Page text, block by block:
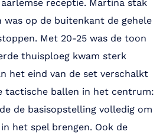
receptie. Martina stak
was op de buitenkant de gehele
Met 20-25 was de toon
thuisploeg kwam sterk
het eind van de set verschalkt
tactische ballen in het centrum:
de basisopstelling volledig om
het spel brengen. Ook de